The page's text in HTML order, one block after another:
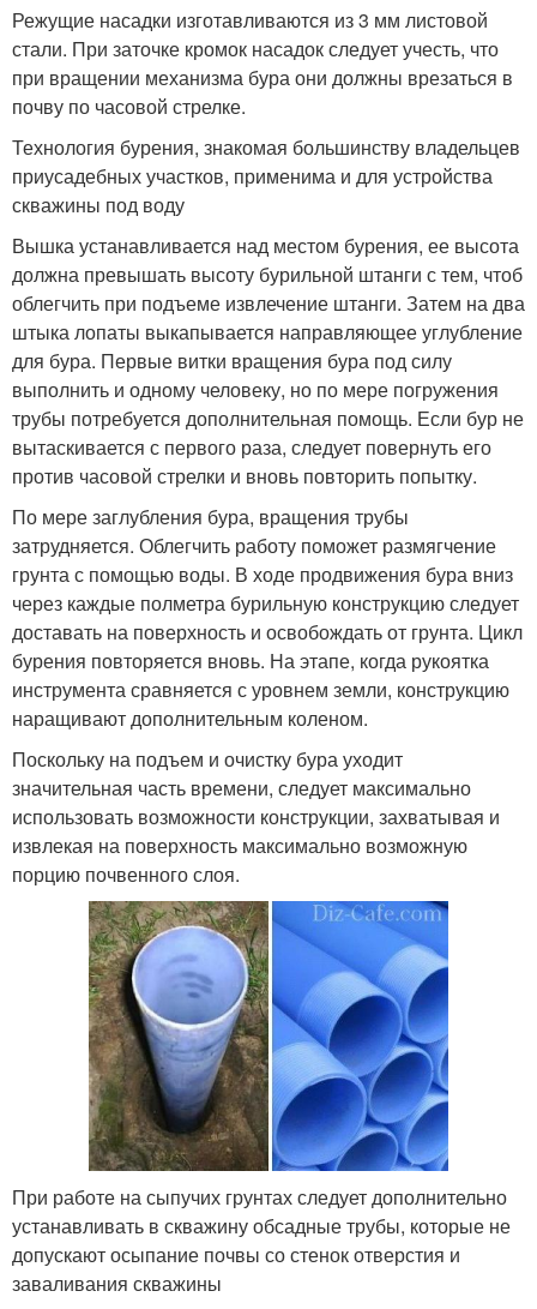
Режущие насадки изготавливаются из 3 мм листовой
стали. При заточке кромок насадок следует учесть, что
при вращении механизма бура они должны врезаться в
почву по часовой стрелке.
Технология бурения, знакомая большинству владельцев
приусадебных участков, применима и для устройства
скважины под воду
Вышка устанавливается над местом бурения, ее высота
должна превышать высоту бурильной штанги с тем, чтоб
облегчить при подъеме извлечение штанги. Затем на два
штыка лопаты выкапывается направляющее углубление
для бура. Первые витки вращения бура под силу
выполнить и одному человеку, но по мере погружения
трубы потребуется дополнительная помощь. Если бур не
вытаскивается с первого раза, следует повернуть его
против часовой стрелки и вновь повторить попытку.
По мере заглубления бура, вращения трубы
затрудняется. Облегчить работу поможет размягчение
грунта с помощью воды. В ходе продвижения бура вниз
через каждые полметра бурильную конструкцию следует
доставать на поверхность и освобождать от грунта. Цикл
бурения повторяется вновь. На этапе, когда рукоятка
инструмента сравняется с уровнем земли, конструкцию
наращивают дополнительным коленом.
Поскольку на подъем и очистку бура уходит
значительная часть времени, следует максимально
использовать возможности конструкции, захватывая и
извлекая на поверхность максимально возможную
порцию почвенного слоя.
При работе на сыпучих грунтах следует дополнительно
устанавливать в скважину обсадные трубы, которые не
допускают осыпание почвы со стенок отверстия и
заваливания скважины